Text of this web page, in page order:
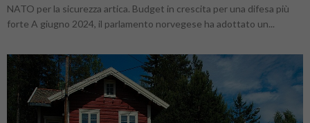
NATO per la sicurezza artica. Budget in crescita per una difesa più
forte A giugno 2024, il parlamento norvegese ha adottato un...